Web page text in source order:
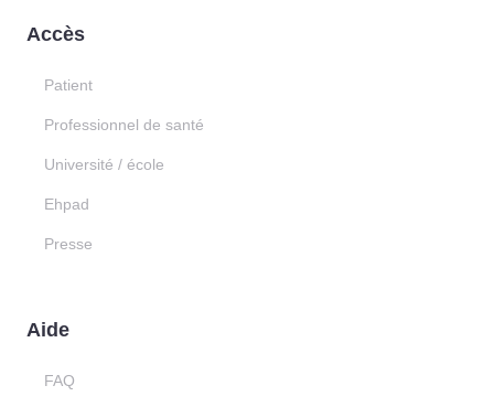
Accès
Patient
Professionnel de santé
Université / école
Ehpad
Presse
Aide
FAQ